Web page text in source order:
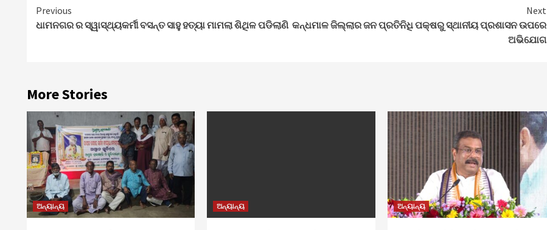
Continue
Reading
Previous
ଧାମନଗର ର ସ୍ୱାସ୍ଥ୍ୟକର୍ମୀ ବସନ୍ତ ସାହୁ ହତ୍ୟା ମାମଲା ଶିଥିଳ ପଡିଲାଣି
Next
କନ୍ଧମାଳ ଜିଲ୍ଲାର ଜନ ପ୍ରତିନିଧି ପକ୍ଷରୁ ସ୍ଥାନୀୟ ପ୍ରଶାସନ ଉପରେ
ଅଭିଯୋଗ
More Stories
ଅନ୍ୟାନ୍ୟ ଅନ୍ୟାନ୍ୟ ଅନ୍ୟାନ୍ୟ